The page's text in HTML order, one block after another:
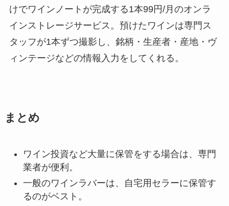
けでワインノートが完成する1本99円/月のオンラ
インストレージサービス。預けたワインは専門ス
タッフが1本ずつ撮影し、銘柄・生産者・産地・ヴ
ィンテージなどの情報入力をしてくれる。
まとめ
ワイン投資など大量に保管をする場合は、専門
業者が便利。
一般のワインラバーは、自宅用セラーに保管す
るのがベスト。